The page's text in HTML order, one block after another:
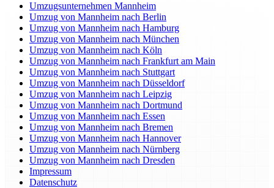
Umzugsunternehmen Mannheim
Umzug von Mannheim nach Berlin
Umzug von Mannheim nach Hamburg
Umzug von Mannheim nach München
Umzug von Mannheim nach Köln
Umzug von Mannheim nach Frankfurt am Main
Umzug von Mannheim nach Stuttgart
Umzug von Mannheim nach Düsseldorf
Umzug von Mannheim nach Leipzig
Umzug von Mannheim nach Dortmund
Umzug von Mannheim nach Essen
Umzug von Mannheim nach Bremen
Umzug von Mannheim nach Hannover
Umzug von Mannheim nach Nürnberg
Umzug von Mannheim nach Dresden
Impressum
Datenschutz